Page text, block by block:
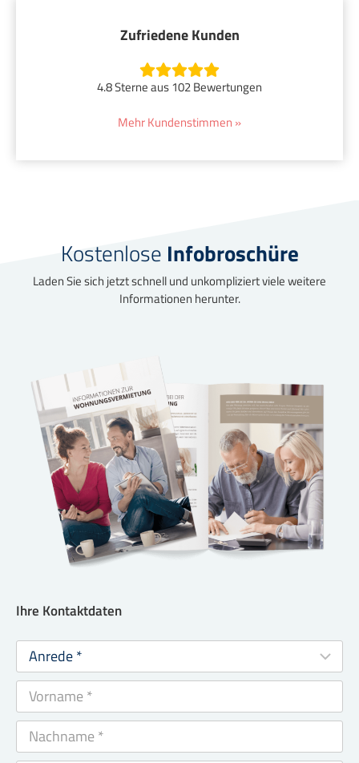
Zufriedene Kunden
4.8 Sterne aus 102 Bewertungen
Mehr Kundenstimmen »
Kostenlose Infobroschüre
Laden Sie sich jetzt schnell und unkompliziert viele weitere
Informationen herunter.
Ihre Kontaktdaten